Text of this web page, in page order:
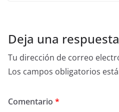
Deja una respuesta
Tu dirección de correo
Los campos obligatorios
Comentario *